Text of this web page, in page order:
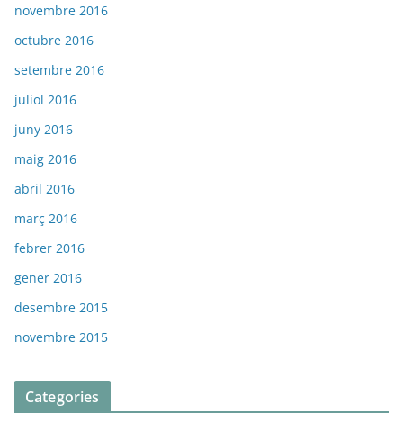
novembre 2016
octubre 2016
setembre 2016
juliol 2016
juny 2016
maig 2016
abril 2016
març 2016
febrer 2016
gener 2016
desembre 2015
novembre 2015
Categories